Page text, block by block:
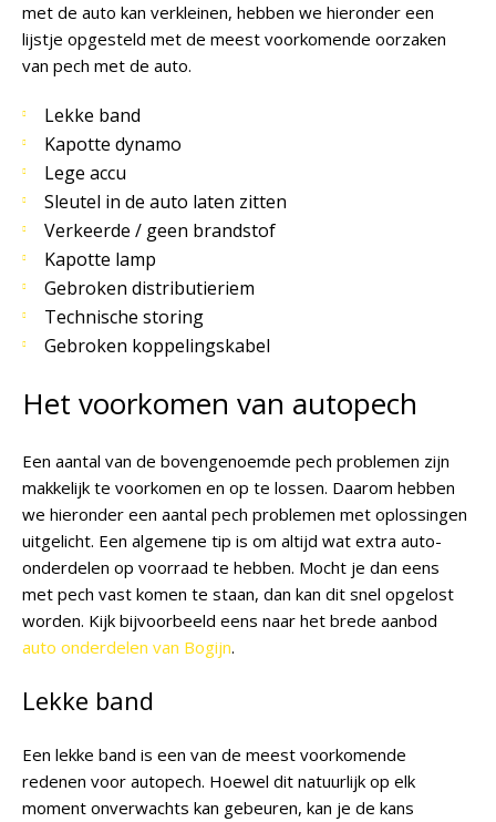
met de auto kan verkleinen, hebben we hieronder een
lijstje opgesteld met de meest voorkomende oorzaken
van pech met de auto.
Lekke band
Kapotte dynamo
Lege accu
Sleutel in de auto laten zitten
Verkeerde / geen brandstof
Kapotte lamp
Gebroken distributieriem
Technische storing
Gebroken koppelingskabel
Het voorkomen van autopech
Een aantal van de bovengenoemde pech problemen zijn
makkelijk te voorkomen en op te lossen. Daarom hebben
we hieronder een aantal pech problemen met oplossingen
uitgelicht. Een algemene tip is om altijd wat extra auto-
onderdelen op voorraad te hebben. Mocht je dan eens
met pech vast komen te staan, dan kan dit snel opgelost
worden. Kijk bijvoorbeeld eens naar het brede aanbod
auto onderdelen van Bogijn.
Lekke band
Een lekke band is een van de meest voorkomende
redenen voor autopech. Hoewel dit natuurlijk op elk
moment onverwachts kan gebeuren, kan je de kans